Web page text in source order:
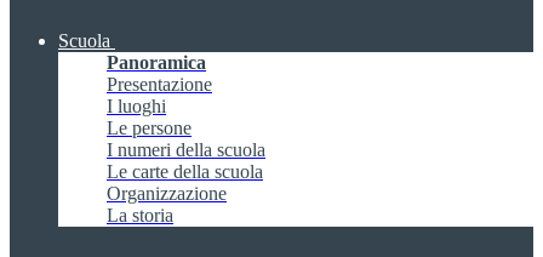
Scuola
Panoramica
Presentazione
I luoghi
Le persone
I numeri della scuola
Le carte della scuola
Organizzazione
La storia